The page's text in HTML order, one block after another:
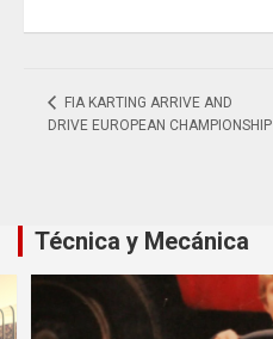
FIA KARTING ARRIVE AND
DRIVE EUROPEAN CHAMPIONSHIP
Técnica y Mecánica